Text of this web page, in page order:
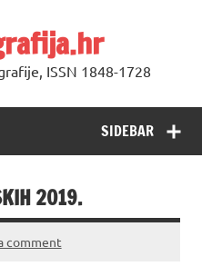
ISSN 1848-1728
SIDEBAR
2019.
comment